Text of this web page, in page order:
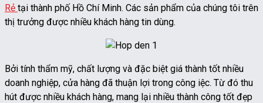
Rẻ tại thành phố Hồ Chí Minh. Các sản phẩm của chúng tôi trên
thị trưởng được nhiều khách hàng tin dùng.
Bởi tính thẩm mỹ, chất lượng và đặc biệt giá thành tốt nhiều
doanh nghiệp, cửa hàng đã thuận lợi trong công iệc. Từ đó thu
hút được nhiều khách hàng, mang lại nhiều thành công tốt đẹp